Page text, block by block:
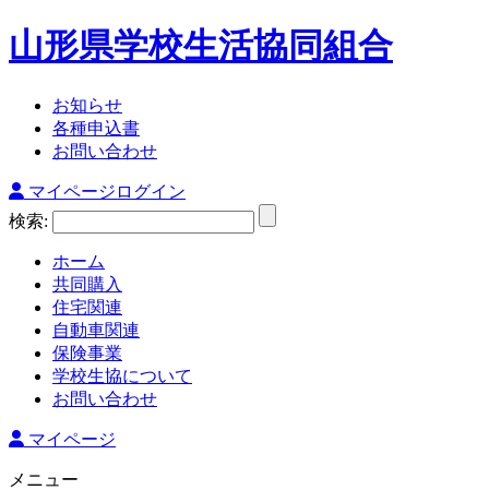
山形県学校生活協同組合
お知らせ
各種申込書
お問い合わせ
マイページログイン
検索:
ホーム
共同購入
住宅関連
自動車関連
保険事業
学校生協について
お問い合わせ
マイページ
メニュー